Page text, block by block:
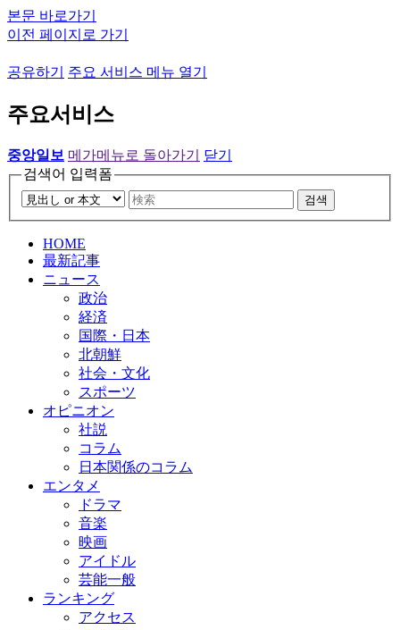
본문 바로가기
이전 페이지로 가기
공유하기 주요 서비스 메뉴 열기
주요서비스
중앙일보 메가메뉴로 돌아가기
닫기
검색어 입력폼
검색
HOME
最新記事
ニュース
政治
経済
国際・日本
北朝鮮
社会・文化
スポーツ
オピニオン
社説
コラム
日本関係のコラム
エンタメ
ドラマ
音楽
映画
アイドル
芸能一般
ランキング
アクセス